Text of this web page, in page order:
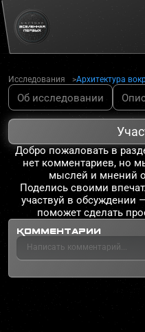
Исследования Архитектура
Об исследовании
Добро пожаловать в
нет комментариев, но
мыслей и мнений
Поделись своими
участвуй в обсуждении
поможет сделать
Комментарии